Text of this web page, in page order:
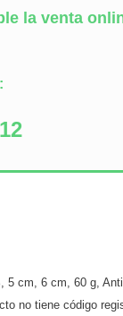
la venta
,5 cm,6 cm,60 g,
no tiene código